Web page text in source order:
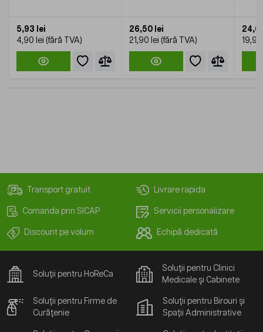
5,93 lei
4,90 lei
26,50 lei
21,90 lei
Transport gratuit Livrare rapida
Comanda prin SICAP Servicii personalizare
Discount pe volum Echipă dedicată
Soluții pentru HoReCa
Soluții pentru Clinici
Medicale și Cabinete
Soluții pentru Firme de
Curățenie
Soluții pentru Birouri și
Spații Administrative